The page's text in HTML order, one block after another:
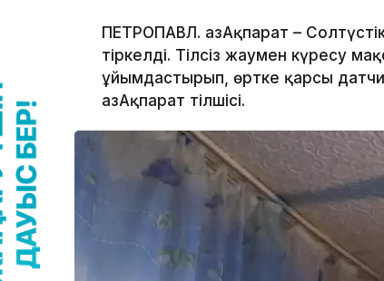
ПЕТРОПАВЛ. ҚазАқпарат –
тіркелді. Тілсіз жаумен күресу
ұйымдастырып, өртке қарсы
ҚазАқпарат тілшісі.